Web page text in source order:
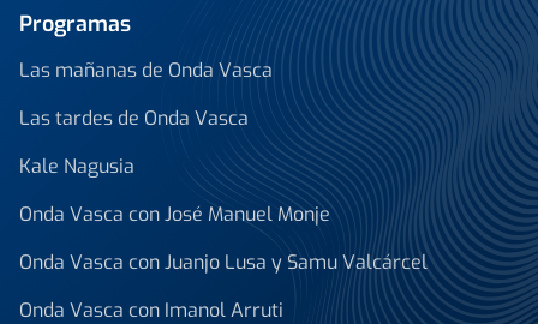
Programas
Las mañanas de Onda Vasca
Las tardes de Onda Vasca
Kale Nagusia
Onda Vasca con José Manuel Monje
Onda Vasca con Juanjo Lusa y Samu Valcárcel
Onda Vasca con Imanol Arruti